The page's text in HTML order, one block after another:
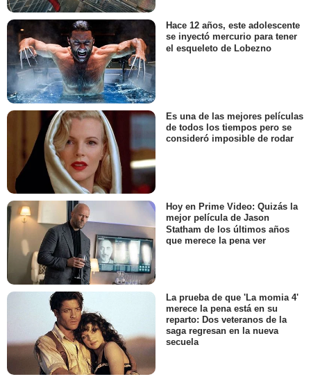
Hace 12 años, este adolescente
se inyectó mercurio para tener
el esqueleto de Lobezno
Es una de las mejores películas
de todos los tiempos pero se
consideró imposible de rodar
Hoy en Prime Video: Quizás la
mejor película de Jason
Statham de los últimos años
que merece la pena ver
La prueba de que 'La momia 4'
merece la pena está en su
reparto: Dos veteranos de la
saga regresan en la nueva
secuela